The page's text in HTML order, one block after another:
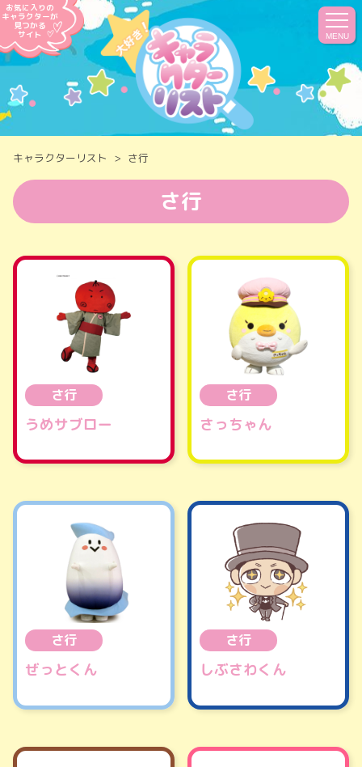
MENU
お気に入りの
キャラクターが
見つかる
サイト
キャラクターリスト さ行
さ行
さ行
うめサブロー
さ行
さっちゃん
さ行
ぜっとくん
さ行
しぶさわくん